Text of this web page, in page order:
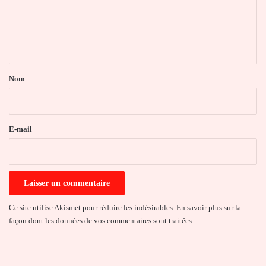
a
e
Nom
E-mail
Ce site utilise Akismet pour réduire les indésirables. En savoir plus sur la
façon dont les données de vos commentaires sont traitées